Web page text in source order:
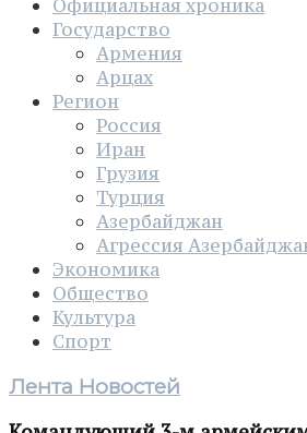
Официальная хроника
Государство
Армения
Арцах
Регион
Россия
Иран
Грузия
Турция
Азербайджан
Агрессия
Экономика
Общество
Культура
Спорт
Лента Новостей